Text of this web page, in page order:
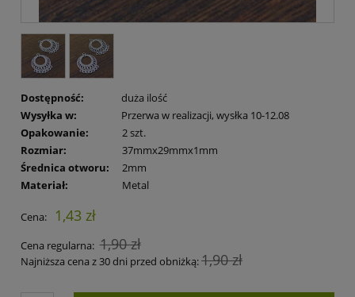
Dostępność:
duża ilość
Wysyłka w:
Przerwa w realizacji, wysłka 10-12.08
Opakowanie:
2 szt.
Rozmiar:
37mmx29mmx1mm
Średnica otworu:
2mm
Materiał:
Metal
Cena: 1,43 zł
Cena regularna: 1,90 zł
Najniższa cena z 30 dni przed obniżką:1,90 zł